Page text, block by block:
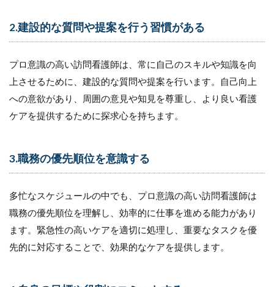
7.5
や専
門性
に合
わせ
た研
修の
ま
と
2.建設的な質問や提案を行う習慣がある
プロ意識の高い訪問看護師は、常に自己のスキルや知識を向
上させるために、建設的な質問や提案を行います。自己向上
への意欲があり、周囲の意見や知見を尊重し、より良い看護
ケアを提供するために探求心を持ちます。
3.職務の優先順位を意識する
多忙なスケジュールの中でも、プロ意識の高い訪問看護師は
職務の優先順位を理解し、効率的に仕事を進める能力があり
ます。緊急性の高いケアを適切に処理し、重要なタスクを優
先的に対応することで、効果的なケアを提供します。